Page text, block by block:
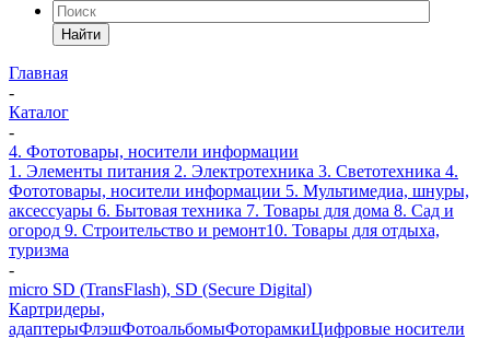
Найти
Главная
-
Каталог
-
4. Фототовары, носители информации
1. Элементы питания 2. Электротехника 3. Светотехника 4.
Фототовары, носители информации 5. Мультимедиа, шнуры,
аксессуары 6. Бытовая техника 7. Товары для дома 8. Сад и
огород 9. Строительство и ремонт10. Товары для отдыха,
туризма
-
micro SD (TransFlash), SD (Secure Digital)
Картридеры,
адаптерыФлэшФотоальбомыФоторамкиЦифровые носители